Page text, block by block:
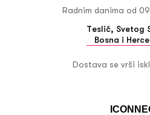
Radnim danima od
Teslić, Svetog
Bosna i
Dostava se vrši